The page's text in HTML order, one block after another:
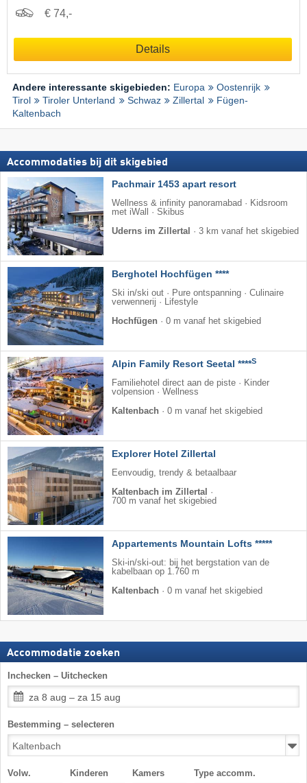
€ 74,-
Details
Andere interessante skigebieden: Europa
Oostenrijk
Tirol
Tiroler Unterland Schwaz Zillertal
Fügen-
Kaltenbach
Accommodaties bij dit skigebied
Pachmair 1453 apart resort
Wellness & infinity panoramabad · Kidsroom
met iWall · Skibus
Uderns im Zillertal · 3 km vanaf het skigebied
Berghotel Hochfügen ****
Ski in/ski out · Pure ontspanning · Culinaire
verwennerij · Lifestyle
Hochfügen · 0 m vanaf het skigebied
Alpin Family Resort Seetal ****S
Familiehotel direct aan de piste · Kinder
volpension · Wellness
Kaltenbach · 0 m vanaf het skigebied
Explorer Hotel Zillertal
Eenvoudig, trendy & betaalbaar
Kaltenbach im Zillertal ·
700 m vanaf het skigebied
Appartements Mountain Lofts *****
Ski-in/ski-out: bij het bergstation van de
kabelbaan op 1.760 m
Kaltenbach · 0 m vanaf het skigebied
Accommodatie zoeken
Inchecken – Uitchecken
za 8 aug – za 15 aug
Bestemming – selecteren
Volw. Kinderen Kamers Type accomm.